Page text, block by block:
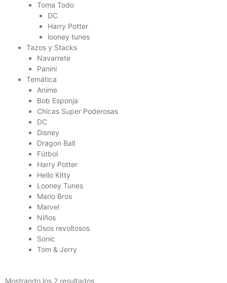
Toma Todo
DC
Harry Potter
looney tunes
Tazos y Stacks
Navarrete
Panini
Temática
Anime
Bob Esponja
Chicas Super Poderosas
DC
Disney
Dragon Ball
Fútbol
Harry Potter
Hello Kitty
Looney Tunes
Mario Bros
Marvel
Niños
Osos revoltosos
Sonic
Tom & Jerry
Mostrando los 2 resultados